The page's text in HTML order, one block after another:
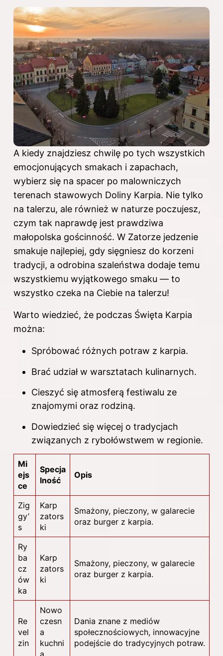
A kiedy znajdziesz chwilę po tych wszystkich
emocjonujących smakach i zapachach,
wybierz się na spacer po malowniczych
terenach stawowych Doliny Karpia. Nie tylko
na talerzu, ale również w naturze poczujesz,
czym tak naprawdę jest prawdziwa
małopolska gościnność. W Zatorze jedzenie
smakuje najlepiej, gdy sięgniesz do korzeni
tradycji, a odrobina szaleństwa dodaje temu
wszystkiemu wyjątkowego smaku — to
wszystko czeka na Ciebie na talerzu!
Warto wiedzieć, że podczas Święta Karpia
można:
Spróbować różnych potraw z karpia.
Brać udział w warsztatach kulinarnych.
Cieszyć się atmosferą festiwalu ze
znajomymi oraz rodziną.
Dowiedzieć się więcej o tradycjach
związanych z rybołówstwem w regionie.
Mi
ejs
ce
Specja
lność
Opis
Zig
gy’
s
Karp
zators
ki
Smażony, pieczony, w galarecie
oraz burger z karpia.
Ry
ba
cz
ów
ka
Karp
zators
ki
Smażony, pieczony, w galarecie
oraz burger z karpia.
Re
vel
zin
Nowo
czesn
a
kuchni
Dania znane z mediów
społecznościowych, innowacyjne
podejście do tradycyjnych potraw.